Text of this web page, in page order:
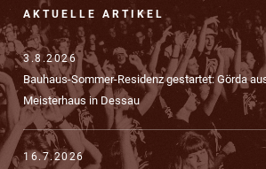
AKTUELLE ARTIKEL
3.8.2026
Bauhaus-Sommer-Residenz gestartet: Görda
Meisterhaus in Dessau
16.7.2026